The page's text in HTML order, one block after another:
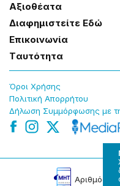
Αξɩοθέατα
Δɩαφημɩστείτε Εδώ
Επɩκοɩνωνία
Tαυτότητα
Όροɩ Χρήσης
Πολɩτɩκή Απορρήτου
Δήλωση Συμμόρφωσης με
Αρɩθμός